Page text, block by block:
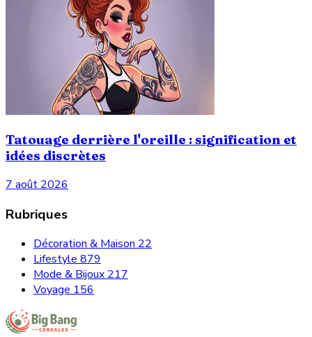
Tatouage derrière l'oreille : signification et
idées discrètes
7 août 2026
Rubriques
Décoration & Maison 22
Lifestyle 879
Mode & Bijoux 217
Voyage 156